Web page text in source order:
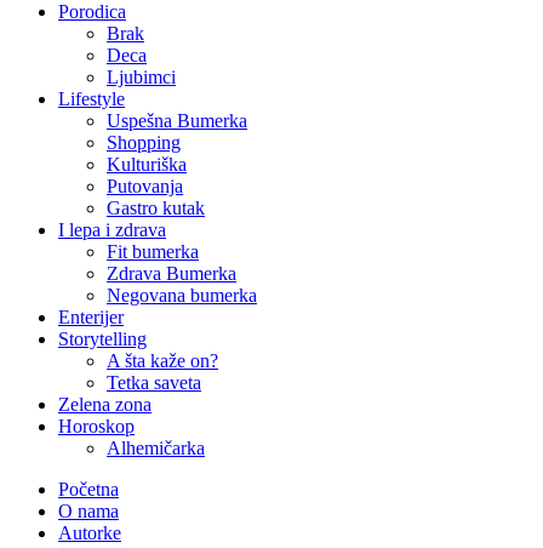
Porodica
Brak
Deca
Ljubimci
Lifestyle
Uspešna Bumerka
Shopping
Kulturiška
Putovanja
Gastro kutak
I lepa i zdrava
Fit bumerka
Zdrava Bumerka
Negovana bumerka
Enterijer
Storytelling
A šta kaže on?
Tetka saveta
Zelena zona
Horoskop
Alhemičarka
Početna
O nama
Autorke